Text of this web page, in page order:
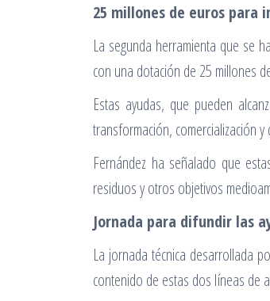
25 millones de euros para
La segunda herramienta que se
con una dotación de 25 millones
Estas ayudas, que pueden
transformación, comercialización
Fernández ha señalado que
residuos y otros objetivos
Jornada para difundir las
La jornada técnica desarrollada
contenido de estas dos líneas de